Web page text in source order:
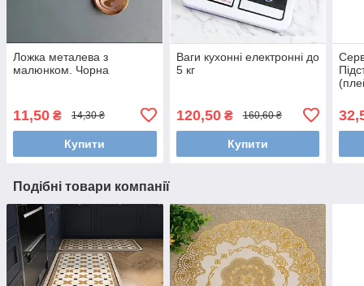
Ложка металева з
малюнком. Чорна
11,50 ₴ 14,30 ₴
Купити
Ваги кухонні електронні до
5 кг
120,50₴ 160,60 ₴
Купити
Подібні товари компанії